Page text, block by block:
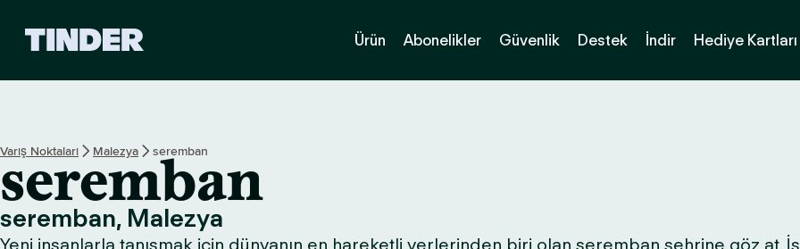
A
n
S
a
y
Ürün Abonelikler Güvenlik Destek İndir Hediye Kartları
Varış Noktaları Malezya seremban
seremban
seremban, Malezya
Yeni insanlarla tanışmak için dünyanın en hareketli yerlerinden biri olan seremban şehrine göz at.